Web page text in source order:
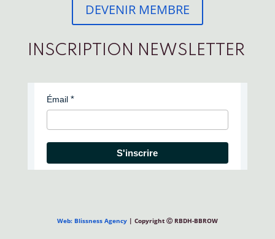
DEVENIR MEMBRE
INSCRIPTION NEWSLETTER
Émail
S'inscrire
Web: Blissness Agency| Copyright Ⓒ RBDH-BBROW